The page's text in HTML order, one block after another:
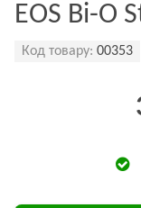
EOS Bi-O
Код товару: 00353